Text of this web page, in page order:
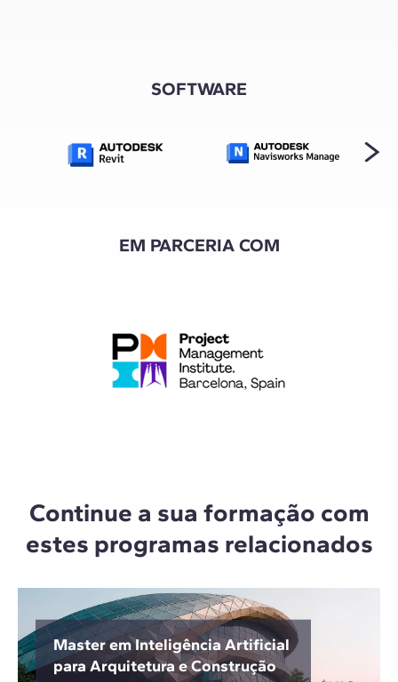
SOFTWARE
EM PARCERIA COM
Continue a sua formação com
estes programas relacionados
Master em Inteligência Artificial
para Arquitetura e Construção